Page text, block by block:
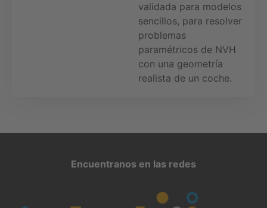
validada para modelos
sencillos, para resolver
problemas
paramétricos de NVH
con una geometría
realista de un coche.
Encuentranos en las redes